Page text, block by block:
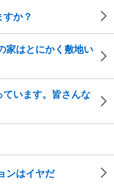
か？
家はとにかく敷地い
います。皆さんな
ンはイヤだ